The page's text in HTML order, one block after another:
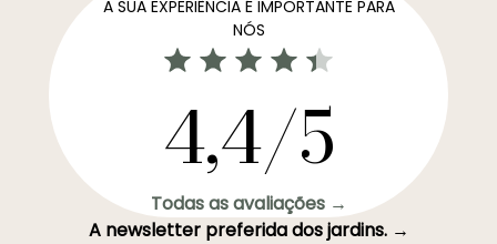
A SUA EXPERIÊNCIA É IMPORTANTE PARA
NÓS
4,4/5
Todas as avaliações →
A newsletter preferida dos jardins. →